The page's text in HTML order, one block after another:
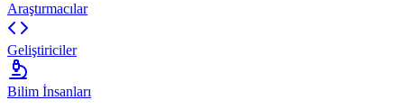
Araştırmacılar
Geliştiriciler
Bilim İnsanları